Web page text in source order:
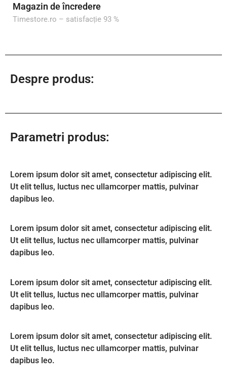
Magazin de încredere
Timestore.ro – satisfacție 93 %
Despre produs:
Parametri produs:
Lorem ipsum dolor sit amet, consectetur adipiscing elit.
Ut elit tellus, luctus nec ullamcorper mattis, pulvinar
dapibus leo.
Lorem ipsum dolor sit amet, consectetur adipiscing elit.
Ut elit tellus, luctus nec ullamcorper mattis, pulvinar
dapibus leo.
Lorem ipsum dolor sit amet, consectetur adipiscing elit.
Ut elit tellus, luctus nec ullamcorper mattis, pulvinar
dapibus leo.
Lorem ipsum dolor sit amet, consectetur adipiscing elit.
Ut elit tellus, luctus nec ullamcorper mattis, pulvinar
dapibus leo.